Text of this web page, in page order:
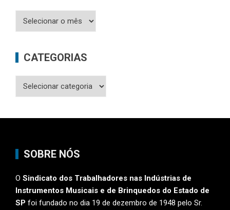
Arquivos
CATEGORIAS
Categorias
SOBRE NÓS
O Sindicato dos Trabalhadores nas Indústrias de
Instrumentos Musicais e de Brinquedos do Estado de
SP foi fundado no dia 19 de dezembro de 1948 pelo Sr.